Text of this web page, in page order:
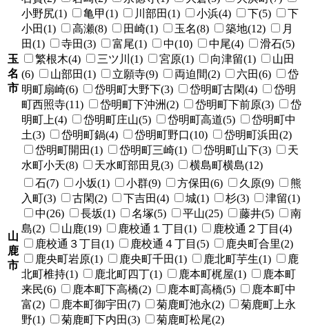
玉
名
市
小野尻(1)
亀甲(1) 川部田(1) 小浜(4) 下(5)
下
小田(1)
高瀬(8) 田崎(1) 玉名(8) 築地(12)
月
田(1)
寺田(3) 富尾(1) 中(10) 中尾(4)
滑石(5)
繁根木(4)
三ツ川(1) 宮原(1) 向津留(1)
山田
(6)
山部田(1) 立願寺(9) 両迫間(2) 六田(6)
岱
明町扇崎(6)
岱明町大野下(3) 岱明町古閑(4)
岱明
町西照寺(11)
岱明町下沖洲(2) 岱明町下前原(3)
岱
明町上(4)
岱明町庄山(5) 岱明町高道(5)
岱明町中
土(3)
岱明町鍋(4) 岱明町野口(10)
岱明町浜田(2)
岱明町開田(1)
岱明町三崎(1) 岱明町山下(3)
天
水町小天(8)
天水町部田見(3) 横島町横島(12)
山
鹿
市
石(7) 小坂(1) 小群(9) 方保田(6) 久原(9)
熊
入町(3)
古閑(2) 下吉田(4) 城(1) 杉(3)
津留(1)
中(26)
長坂(1) 名塚(5) 平山(25) 藤井(5)
南
島(2)
山鹿(19) 鹿校通１丁目(1)
鹿校通２丁目(4)
鹿校通３丁目(1)
鹿校通４丁目(5)
鹿央町合里(2)
鹿央町岩原(1)
鹿央町千田(1) 鹿北町芋生(1)
鹿
北町椎持(1)
鹿北町四丁(1) 鹿本町梶屋(1)
鹿本町
来民(6)
鹿本町下高橋(2) 鹿本町高橋(5)
鹿本町中
富(2)
鹿本町御宇田(7) 菊鹿町池永(2)
菊鹿町上永
野(1)
菊鹿町下内田(3) 菊鹿町松尾(2)